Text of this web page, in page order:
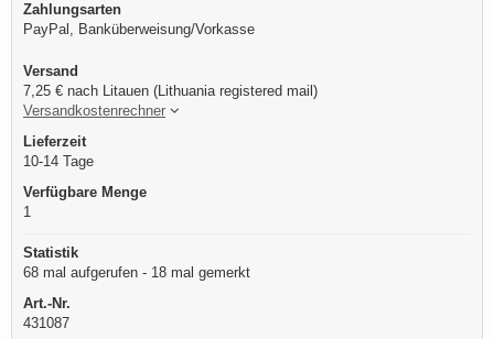
Zahlungsarten
PayPal, Banküberweisung/Vorkasse
Versand
7,25 € nach Litauen (Lithuania registered mail)
Versandkostenrechner
Lieferzeit
10-14 Tage
Verfügbare Menge
1
Statistik
68 mal aufgerufen - 18 mal gemerkt
Art.-Nr.
431087